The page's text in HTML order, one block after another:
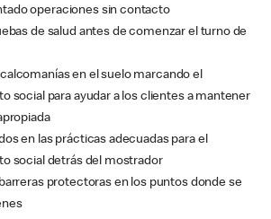
operaciones sin contacto
de salud antes de comenzar el turno de
en el suelo marcando el
social para ayudar a los clientes a mantener
en las prácticas adecuadas para el
social detrás del mostrador
protectoras en los puntos donde se